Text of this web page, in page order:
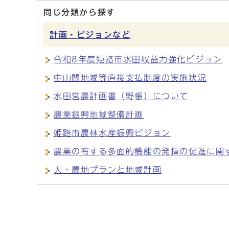
同じ分類から探す
計画・ビジョンなど
令和8年度姫路市水田収益力強化ビジョン
中山間地域等直接支払制度の実施状況
水田営農計画書（野帳）について
農業振興地域整備計画
姫路市農林水産振興ビジョン
農業の有する多面的機能の発揮の促進に関
人・農地プランと地域計画